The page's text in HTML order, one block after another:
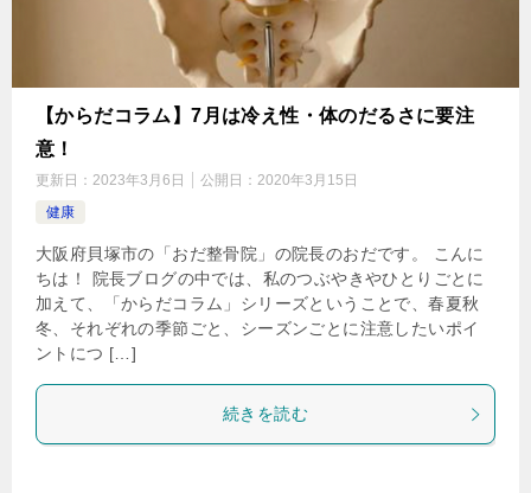
【からだコラム】7月は冷え性・体のだるさに要注
意！
更新日： 2023年3月6日 公開日： 2020年3月15日
健康
大阪府貝塚市の「おだ整骨院」の院長のおだです。 こんに
ちは！ 院長ブログの中では、私のつぶやきやひとりごとに
加えて、「からだコラム」シリーズということで、春夏秋
冬、それぞれの季節ごと、シーズンごとに注意したいポイ
ントにつ […]
続きを読む